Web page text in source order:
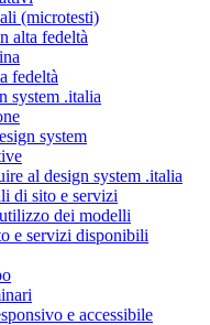
(microtesti)
alta fedeltà
fedeltà
system .italia
system
al design system .italia
di sito e servizi
dei modelli
e servizi disponibili
e accessibile